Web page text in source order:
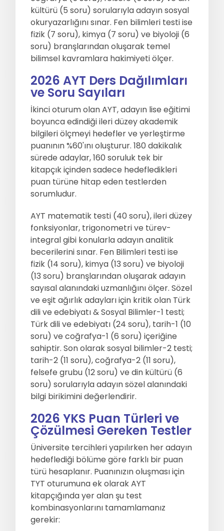
kültürü (5 soru) sorularıyla adayın sosyal
okuryazarlığını sınar. Fen bilimleri testi ise
fizik (7 soru), kimya (7 soru) ve biyoloji (6
soru) branşlarından oluşarak temel
bilimsel kavramlara hakimiyeti ölçer.
2026 AYT Ders Dağılımları
ve Soru Sayıları
İkinci oturum olan AYT, adayın lise eğitimi
boyunca edindiği ileri düzey akademik
bilgileri ölçmeyi hedefler ve yerleştirme
puanının %60'ını oluşturur. 180 dakikalık
sürede adaylar, 160 soruluk tek bir
kitapçık içinden sadece hedefledikleri
puan türüne hitap eden testlerden
sorumludur.
AYT matematik testi (40 soru), ileri düzey
fonksiyonlar, trigonometri ve türev-
integral gibi konularla adayın analitik
becerilerini sınar. Fen Bilimleri testi ise
fizik (14 soru), kimya (13 soru) ve biyoloji
(13 soru) branşlarından oluşarak adayın
sayısal alanındaki uzmanlığını ölçer. Sözel
ve eşit ağırlık adayları için kritik olan Türk
dili ve edebiyatı & Sosyal Bilimler-1 testi;
Türk dili ve edebiyatı (24 soru), tarih-1 (10
soru) ve coğrafya-1 (6 soru) içeriğine
sahiptir. Son olarak sosyal bilimler-2 testi;
tarih-2 (11 soru), coğrafya-2 (11 soru),
felsefe grubu (12 soru) ve din kültürü (6
soru) sorularıyla adayın sözel alanındaki
bilgi birikimini değerlendirir.
2026 YKS Puan Türleri ve
Çözülmesi Gereken Testler
Üniversite tercihleri yapılırken her adayın
hedeflediği bölüme göre farklı bir puan
türü hesaplanır. Puanınızın oluşması için
TYT oturumuna ek olarak AYT
kitapçığında yer alan şu test
kombinasyonlarını tamamlamanız
gerekir: